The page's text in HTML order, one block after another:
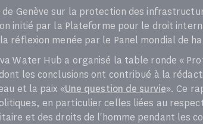
de Genève sur la protection des
initié par la Plateforme pour le droit
réflexion menée par le Panel mondial de
Water Hub a organisé la table ronde «
les conclusions ont contribué à la
et la paix «Une question de survie». Ce
en particulier celles liées au
et des droits de l'homme pendant les